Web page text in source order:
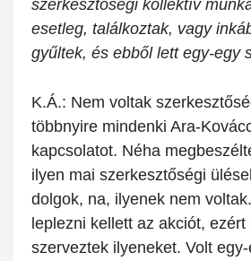
szerkesztőségi kollektív
esetleg, találkoztak, vagy
gyűltek, és ebből lett egy-egy
K.Á.: Nem voltak
többnyire mindenki Ara-
kapcsolatot. Néha
ilyen mai szerkesztőségi
dolgok, na, ilyenek nem
leplezni kellett az akciót, ezért
szerveztek ilyeneket. Volt